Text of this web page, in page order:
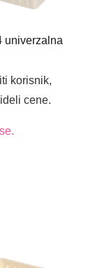
univerzalna
korisnik,
cene.